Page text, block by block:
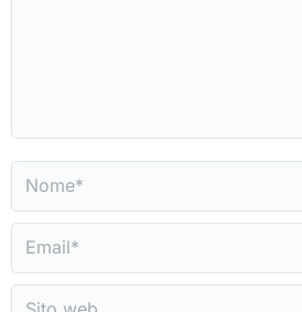
Nome *
Email *
Sito web